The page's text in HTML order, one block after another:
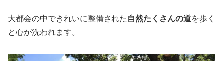
大都会の中できれいに整備された 自然たくさんの道を歩く
と心が洗われます。